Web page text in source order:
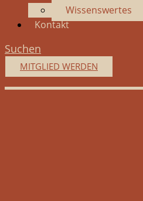
Wissenswertes
Kontakt
Suchen
MITGLIED WERDEN